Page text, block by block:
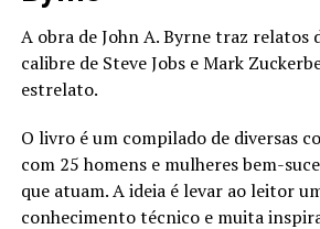
A obra de John A. Byrne traz relatos
calibre de Steve Jobs e Mark
estrelato.
O livro é um compilado de diversas
com 25 homens e mulheres bem-
que atuam. A ideia é levar ao leitor
conhecimento técnico e muita